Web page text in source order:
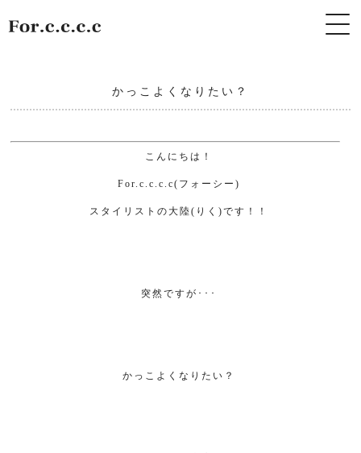
かっこよくなりたい？
こんにちは！
For.c.c.c.c( フォーシー )
スタイリストの大陸( りく )です！！
突然ですが･･･
かっこよくなりたい？